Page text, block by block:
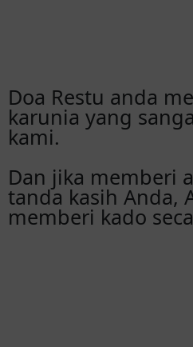
Doa Restu anda
karunia yang
kami.
Dan jika memberi
tanda kasih Anda,
memberi kado